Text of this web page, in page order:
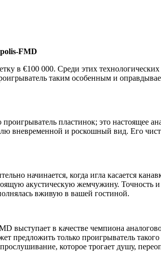
FMD
в €100 000. Среди этих
таким особенным и
пластинок; это настоящее
вневременной и роскошный вид. Его
начинается, когда игла касается
акустическую жемчужину. Точность
вживую в вашей гостиной.
в качестве чемпиона
предложить только проигрыватель
которое трогает душу,